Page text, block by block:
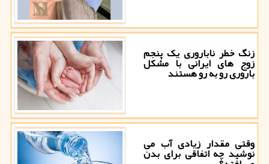
زنگ خطر ناباروری یک پنجم
زوج های ایرانی با مشکل
باروری رو به رو هستند
وقتی مقدار زیادی آب می
نوشید چه اتفاقی برای بدن